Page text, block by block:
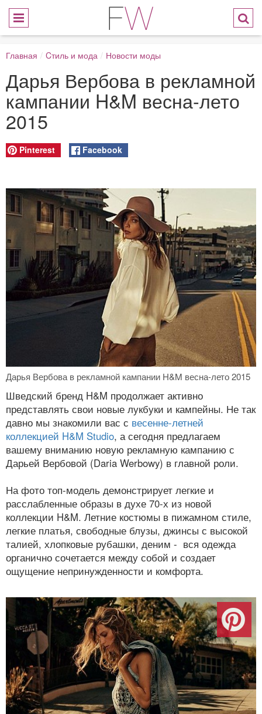
Главная / Cтиль и мода / Новости моды
Дарья Вербова в рекламной
кампании H&M весна-лето
2015
Pinterest Facebook
Дарья Вербова в рекламной кампании H&M весна-лето 2015
Шведский бренд H&M продолжает активно
представлять свои новые лукбуки и кампейны. Не так
давно мы знакомили вас с весенне-летней
коллекцией H&M Studio, а сегодня предлагаем
вашему вниманию новую рекламную кампанию с
Дарьей Вербовой (Daria Werbowy) в главной роли.
На фото топ-модель демонстрирует легкие и
расслабленные образы в духе 70-х из новой
коллекции H&M. Летние костюмы в пижамном стиле,
легкие платья, свободные блузы, джинсы с высокой
талией, хлопковые рубашки, деним - вся одежда
органично сочетается между собой и создает
ощущение непринужденности и комфорта.